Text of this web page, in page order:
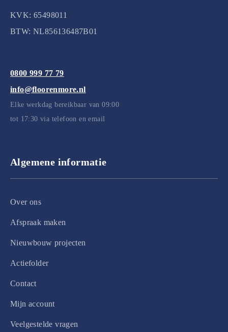
KVK: 65498011
BTW: NL856136487B01
0800 999 77 79
info@floorenmore.nl
Elke werkdag bereikbaar van 09:00
tot 17:30 via telefoon en email
Algemene informatie
Over ons
Afspraak maken
Nieuwbouw projecten
Actiefolder
Contact
Mijn account
Veelgestelde vragen